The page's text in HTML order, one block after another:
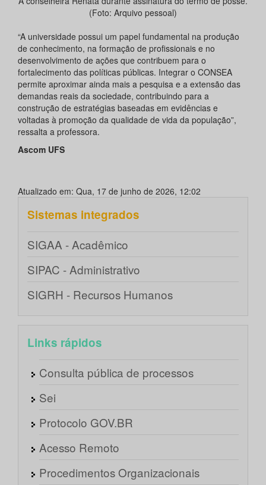
(Foto: Arquivo pessoal)
“A universidade possui um papel fundamental na produção
de conhecimento, na formação de profissionais e no
desenvolvimento de ações que contribuem para o
fortalecimento das políticas públicas. Integrar o CONSEA
permite aproximar ainda mais a pesquisa e a extensão das
demandas reais da sociedade, contribuindo para a
construção de estratégias baseadas em evidências e
voltadas à promoção da qualidade de vida da população”,
ressalta a professora.
Ascom UFS
Atualizado em: Qua, 17 de junho de 2026, 12:02
Sistemas integrados
SIGAA - Acadêmico
SIPAC - Administrativo
SIGRH - Recursos Humanos
Links rápidos
Consulta pública de processos
Sei
Protocolo GOV.BR
Acesso Remoto
Procedimentos Organizacionais